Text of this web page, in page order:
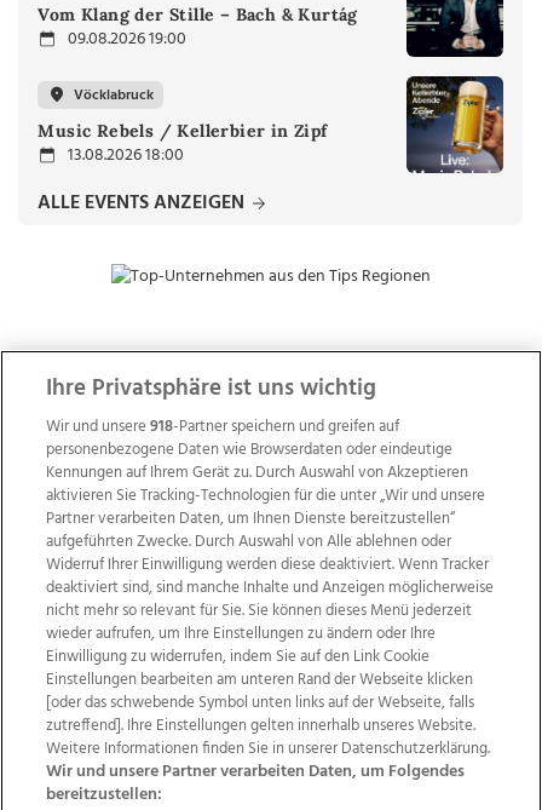
Vom Klang der Stille – Bach & Kurtág
09.08.2026 19:00
Vöcklabruck
Music Rebels / Kellerbier in Zipf
13.08.2026 18:00
ALLE EVENTS ANZEIGEN
ZUR NACHRICHTENÜBERSICHT
Wir über uns Mediadaten Kontakt
Jobs
Datenschutz
Impressum
AGB Anzeigekunden
AGB Website
Ehrenkodex Politische Werbung
Ihre Privatsphäre ist uns wichtig
Wir und unsere918-Partner speichern und greifen auf
personenbezogene Daten wie Browserdaten oder eindeutige
Kennungen auf Ihrem Gerät zu. Durch Auswahl von Akzeptieren
aktivieren Sie Tracking-Technologien für die unter „Wir und unsere
Partner verarbeiten Daten, um Ihnen Dienste bereitzustellen“
aufgeführten Zwecke. Durch Auswahl von Alle ablehnen oder
Widerruf Ihrer Einwilligung werden diese deaktiviert. Wenn Tracker
deaktiviert sind, sind manche Inhalte und Anzeigen möglicherweise
nicht mehr so relevant für Sie. Sie können dieses Menü jederzeit
wieder aufrufen, um Ihre Einstellungen zu ändern oder Ihre
Einwilligung zu widerrufen, indem Sie auf den Link Cookie
Einstellungen bearbeiten am unteren Rand der Webseite klicken
[oder das schwebende Symbol unten links auf der Webseite, falls
zutreffend]. Ihre Einstellungen gelten innerhalb unseres Website.
Weitere Informationen finden Sie in unserer Datenschutzerklärung.
Wir und unsere Partner verarbeiten Daten, um Folgendes
bereitzustellen: